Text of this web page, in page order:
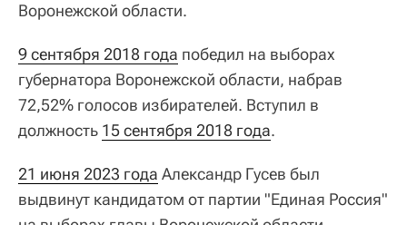
Воронежской области.
9 сентября 2018 года победил на выборах
губернатора Воронежской области, набрав
72,52% голосов избирателей. Вступил в
должность 15 сентября 2018 года.
21 июня 2023 года Александр Гусев был
выдвинут кандидатом от партии "Единая Россия"